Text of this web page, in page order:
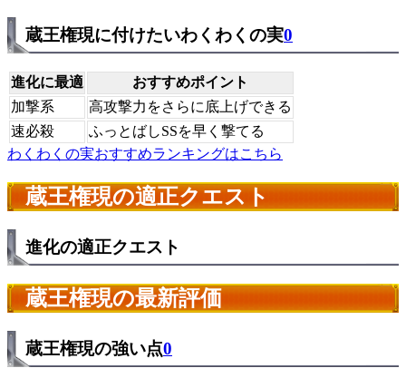
蔵王権現に付けたいわくわくの実0
進化に最適
おすすめポイント
加撃系
高攻撃力をさらに底上げできる
速必殺
ふっとばしSSを早く撃てる
わくわくの実おすすめランキングはこちら
蔵王権現の適正クエスト
進化の適正クエスト
蔵王権現の最新評価
蔵王権現の強い点0